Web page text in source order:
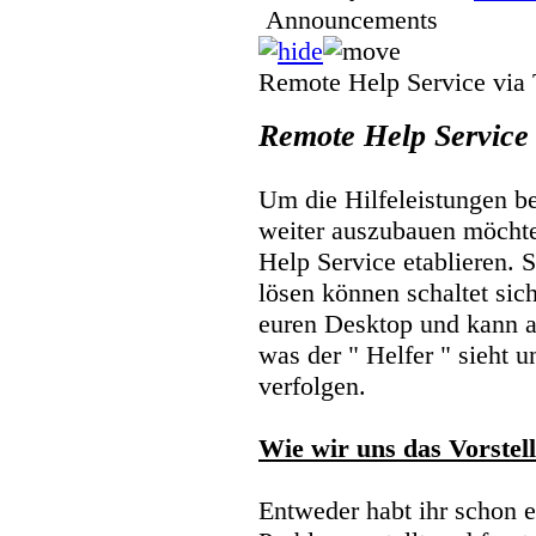
ich wünsche euch allen
bleibt gesund
Wicked
31.12.2025, 13:26
euren lieben
Wicked
24.12.2025, 09:35
verpasst
Announcements
Remote Help Service via
Remote Help
Um die Hilfeleistungen
weiter auszubauen
Help Service etablieren.
lösen können schaltet
euren Desktop und kann
was der " Helfer " sieht
verfolgen.
Wie wir uns das
Entweder habt ihr schon